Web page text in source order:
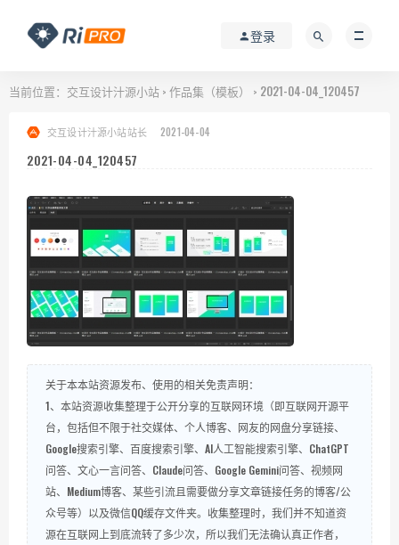
登录
当前位置： 交互设计汁源小站 > 作品集（模板） > 2021-04-04_120457
交互设计汁源小站站长 2021-04-04
2021-04-04_120457
关于本本站资源发布、使用的相关免责声明：
1、本站资源收集整理于公开分享的互联网环境（即互联网开源平
台，包括但不限于社交媒体、个人博客、网友的网盘分享链接、
Google搜索引擎、百度搜索引擎、AI人工智能搜索引擎、ChatGPT
问答、文心一言问答、Claude问答、Google Gemini问答、视频网
站、Medium博客、某些引流且需要做分享文章链接任务的博客/公
众号等）以及微信QQ缓存文件夹。收集整理时，我们并不知道资
源在互联网上到底流转了多少次，所以我们无法确认真正作者，